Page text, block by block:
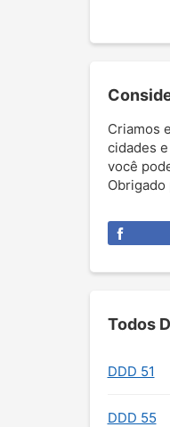
Criamos
cidades
você
Todos
DDD 51
DDD 55